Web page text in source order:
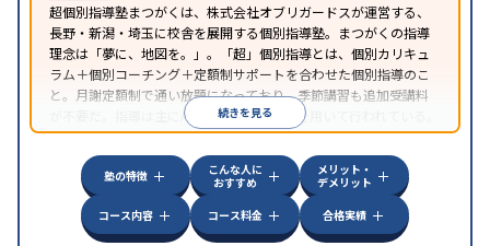
超個別指導塾まつがくは、株式会社オブリガードスが運営する、
長野・新潟・埼玉に校舎を展開する個別指導塾。まつがくの指導
理念は「夢に、地図を。」。「超」個別指導とは、個別カリキュ
ラム＋個別コーチング＋定額制サポートを合わせた個別指導のこ
と。月謝定額制で通い放題になっており、季節講習も追加受講料
が不要だ。指導は主にAI教材「atama＋」を用いて行われている。
続きを見る
塾の特徴
こんな人に
おすすめ
メリット・
デメリット
コース内容
コース料金 合格実績